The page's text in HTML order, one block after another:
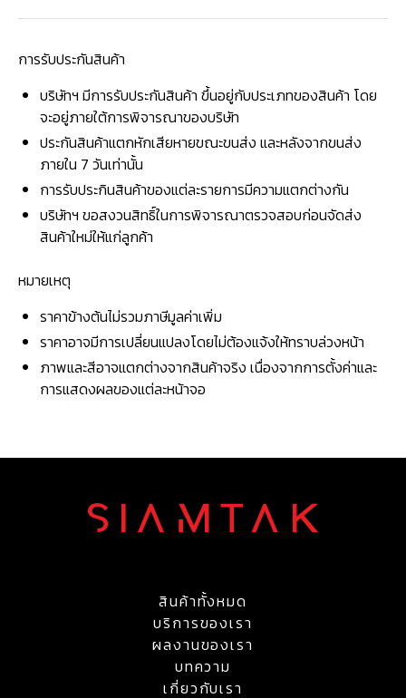
การรับประกันสินค้า
บริษัทฯ มีการรับประกันสินค้า ขึ้นอยู่กับประเภทของสินค้า โดย
จะอยู่ภายใต้การพิจารณาของบริษัท
ประกันสินค้าแตกหักเสียหายขณะขนส่ง และหลังจากขนส่ง
ภายใน 7 วันเท่านั้น
การรับประกินสินค้าของแต่ละรายการมีความแตกต่างกัน
บริษัทฯ ขอสงวนสิทธิ์ในการพิจารณาตรวจสอบก่อนจัดส่ง
สินค้าใหม่ให้แก่ลูกค้า
หมายเหตุ
ราคาข้างต้นไม่รวมภาษีมูลค่าเพิ่ม
ราคาอาจมีการเปลี่ยนแปลงโดยไม่ต้องแจ้งให้ทราบล่วงหน้า
ภาพและสีอาจแตกต่างจากสินค้าจริง เนื่องจากการตั้งค่าและ
การแสดงผลของแต่ละหน้าจอ
สินค้าทั้งหมด
บริการของเรา
ผลงานของเรา
บทความ
เกี่ยวกับเรา